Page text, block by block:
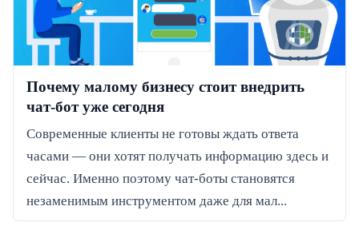
Почему малому бизнесу стоит внедрить
чат-бот уже сегодня
Современные клиенты не готовы ждать ответа
часами — они хотят получать информацию здесь и
сейчас. Именно поэтому чат-боты становятся
незаменимым инструментом даже для мал...